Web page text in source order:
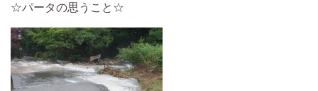
☆パータの思うこと☆